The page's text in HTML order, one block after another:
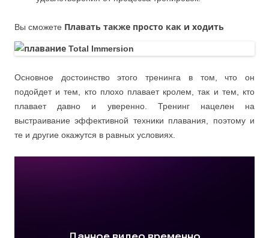
Вы сможете Плавать также просто как и ходить
Основное достоинство этого тренинга в том, что он
подойдет и тем, кто плохо плавает кролем, так и тем, кто
плавает давно и уверенно. Тренинг нацелен на
выстраивание эффективной техники плавания, поэтому и
те и другие окажутся в равных условиях.